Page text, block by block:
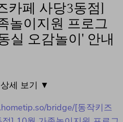
카페 사당3동점]
놀이지원 프로그
실 오감놀이' 안내
세 보기 ▼
bridge/[동작키즈